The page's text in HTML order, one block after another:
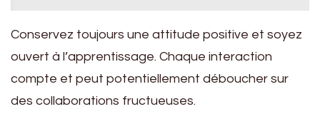
Conservez toujours une attitude positive et soyez
ouvert à l’apprentissage. Chaque interaction
compte et peut potentiellement déboucher sur
des collaborations fructueuses.